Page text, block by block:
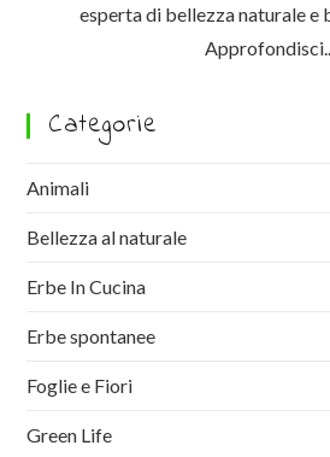
esperta di bellezza naturale e
Categorie
Animali
Bellezza al naturale
Erbe In Cucina
Erbe spontanee
Foglie e Fiori
Green Life